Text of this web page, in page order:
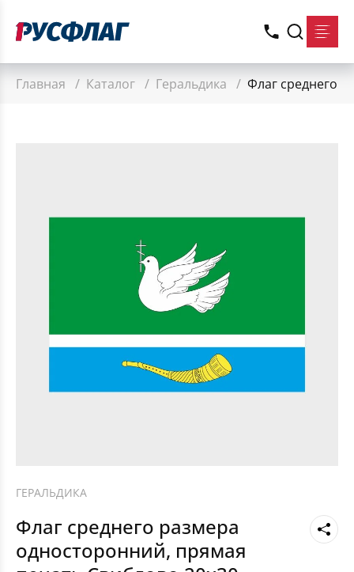
Главная / Каталог / Геральдика / Флаг среднего
ГЕРАЛЬДИКА
Флаг среднего размера
односторонний, прямая